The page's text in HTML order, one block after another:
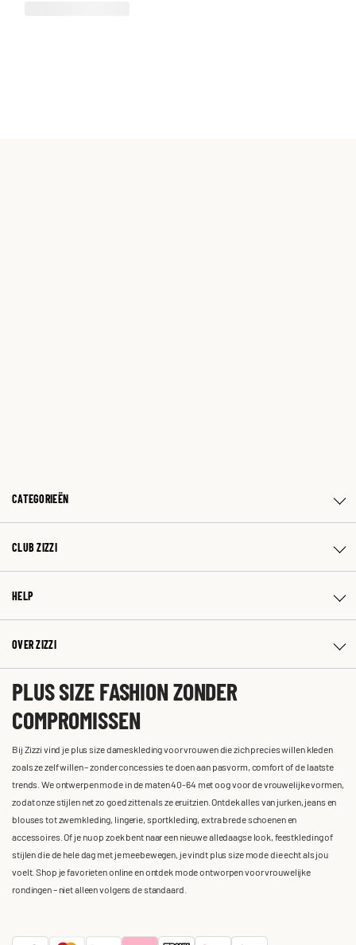
CATEGORIEËN
CLUB ZIZZI
HELP
OVER ZIZZI
PLUS SIZE FASHION ZONDER
COMPROMISSEN
Bij Zizzi vind je plus size dameskleding voor vrouwen die zich precies willen kleden
zoals ze zelf willen – zonder concessies te doen aan pasvorm, comfort of de laatste
trends. We ontwerpen mode in de maten 40-64 met oog voor de vrouwelijke vormen,
zodat onze stijlen net zo goed zitten als ze eruitzien. Ontdek alles van jurken, jeans en
blouses tot zwemkleding, lingerie, sportkleding, extra brede schoenen en
accessoires. Of je nu op zoek bent naar een nieuwe alledaagse look, feestkleding of
stijlen die de hele dag met je meebewegen, je vindt plus size mode die echt als jou
voelt. Shop je favorieten online en ontdek mode ontworpen voor vrouwelijke
rondingen – niet alleen volgens de standaard.